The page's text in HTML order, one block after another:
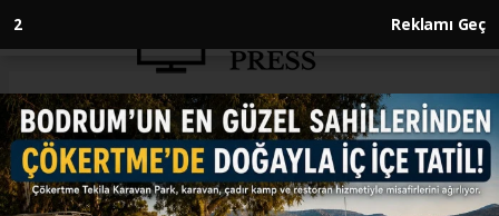
1 Reklamı Geç
Anasayfa İNGİLTERE
Starmer, "100 Yıllık Ortaklık"
anlaşması için Kiev'e gitti